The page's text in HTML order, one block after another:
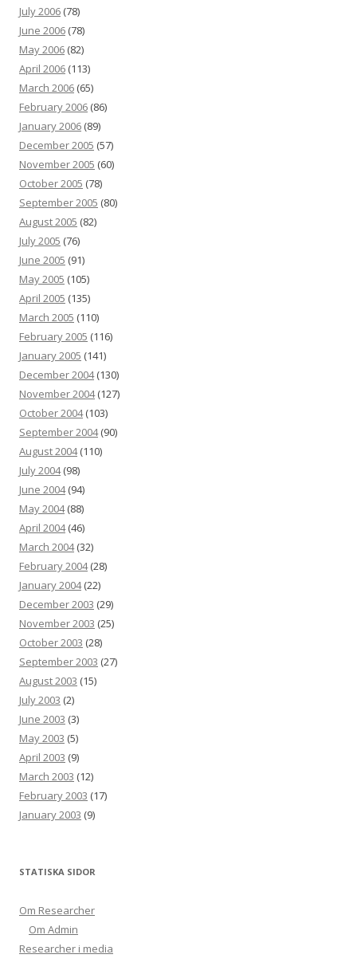
July 2006 (78)
June 2006 (78)
May 2006 (82)
April 2006 (113)
March 2006 (65)
February 2006 (86)
January 2006 (89)
December 2005 (57)
November 2005 (60)
October 2005 (78)
September 2005 (80)
August 2005 (82)
July 2005 (76)
June 2005 (91)
May 2005 (105)
April 2005 (135)
March 2005 (110)
February 2005 (116)
January 2005 (141)
December 2004(130)
November 2004(127)
October 2004(103)
September 2004(90)
August 2004(110)
July 2004(98)
June 2004(94)
May 2004(88)
April 2004(46)
March 2004(32)
February 2004(28)
January 2004(22)
December 2003 (29)
November 2003 (25)
October 2003 (28)
September 2003 (27)
August 2003 (15)
July 2003 (2)
June 2003 (3)
May 2003 (5)
April 2003 (9)
March 2003 (12)
February 2003 (17)
January 2003 (9)
STATISKA SIDOR
Om Researcher
Om Admin
Researcher i media